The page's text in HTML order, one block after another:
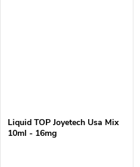
Liquid TOP Joyetech Usa Mix
10ml - 16mg